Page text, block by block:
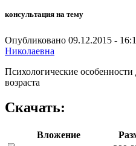
консультация на тему
Опубликовано 09.12.2015 -
Николаевна
Психологические
возраста
Скачать:
Вложение